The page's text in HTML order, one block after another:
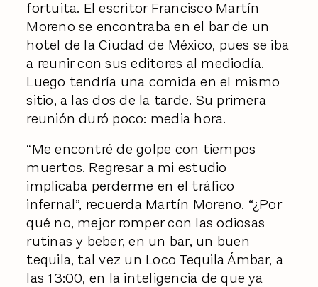
fortuita. El escritor Francisco Martín
Moreno se encontraba en el bar de un
hotel de la Ciudad de México, pues se iba
a reunir con sus editores al mediodía.
Luego tendría una comida en el mismo
sitio, a las dos de la tarde. Su primera
reunión duró poco: media hora.
“Me encontré de golpe con tiempos
muertos. Regresar a mi estudio
implicaba perderme en el tráfico
infernal”, recuerda Martín Moreno. “¿Por
qué no, mejor romper con las odiosas
rutinas y beber, en un bar, un buen
tequila, tal vez un Loco Tequila Ámbar, a
las 13:00, en la inteligencia de que ya